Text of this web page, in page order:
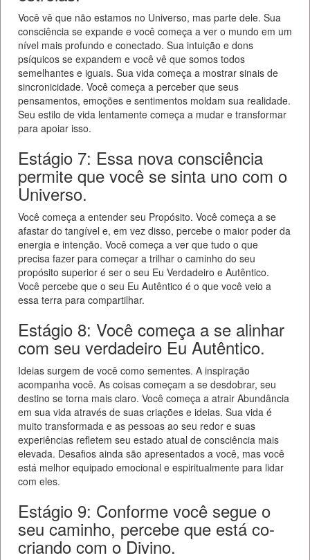
Você vê que não estamos no Universo, mas parte dele. Sua
consciência se expande e você começa a ver o mundo em um
nível mais profundo e conectado. Sua intuição e dons
psíquicos se expandem e você vê que somos todos
semelhantes e iguais. Sua vida começa a mostrar sinais de
sincronicidade. Você começa a perceber que seus
pensamentos, emoções e sentimentos moldam sua realidade.
Seu estilo de vida lentamente começa a mudar e transformar
para apoiar isso.
Estágio 7: Essa nova consciência
permite que você se sinta uno com o
Universo.
Você começa a entender seu Propósito. Você começa a se
afastar do tangível e, em vez disso, percebe o maior poder da
energia e intenção. Você começa a ver que tudo o que
precisa fazer para começar a trilhar o caminho do seu
propósito superior é ser o seu Eu Verdadeiro e Autêntico.
Você percebe que o seu Eu Autêntico é o que você veio a
essa terra para compartilhar.
Estágio 8: Você começa a se alinhar
com seu verdadeiro Eu Autêntico.
Ideias surgem de você como sementes. A inspiração
acompanha você. As coisas começam a se desdobrar, seu
destino se torna mais claro. Você começa a atrair Abundância
em sua vida através de suas criações e ideias. Sua vida é
muito transformada e as pessoas ao seu redor e suas
experiências refletem seu estado atual de consciência mais
elevada. Desafios ainda são apresentados a você, mas você
está melhor equipado emocional e espiritualmente para lidar
com eles.
Estágio 9: Conforme você segue o
seu caminho, percebe que está co-
criando com o Divino.